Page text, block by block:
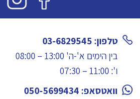
טלפון: 03-6829545
בין הימים א'-ה' 13:00 – 08:00
ו': 11:00 – 07:30
וואטסאפ: 050-5699434